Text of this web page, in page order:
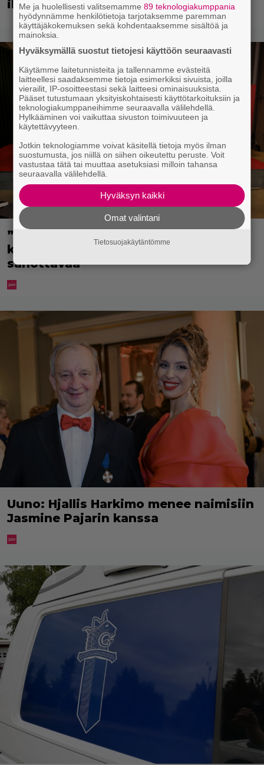
ihmmissuhteita empaattisesti
”Että semmonen sirkus” – TTK-
kilpailijat julkistettiin ja kansalla on
sanottavaa
Uuno: Hjallis Harkimo menee naimisiin
Jasmine Pajarin kanssa
Me ja huolellisesti valitsemamme89 teknologiakumppania
hyödynnämme henkilötietoja tarjotaksemme paremman
käyttäjäkokemuksen sekä kohdentaaksemme sisältöä ja
mainoksia.
Hyväksymällä suostut tietojesi käyttöön seuraavasti
Käytämme laitetunnisteita ja tallennamme evästeitä
laitteellesi saadaksemme tietoja esimerkiksi sivuista, joilla
vierailit, IP-osoitteestasi sekä laitteesi ominaisuuksista.
Pääset tutustumaan yksityiskohtaisesti käyttötarkoituksiin ja
teknologiakumppaneihimme seuraavalla välilehdellä.
Hylkääminen voi vaikuttaa sivuston toimivuuteen ja
käytettävyyteen.
Jotkin teknologiamme voivat käsitellä tietoja myös ilman
suostumusta, jos niillä on siihen oikeutettu peruste. Voit
vastustaa tätä tai muuttaa asetuksiasi milloin tahansa
seuraavalla välilehdellä.
Hyväksyn kaikki
Omat valintani
Tietosuojakäytäntömme